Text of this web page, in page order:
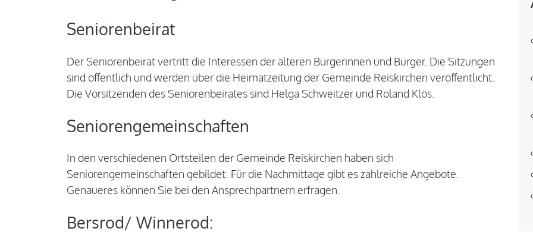
Seniorenbeirat
Der Seniorenbeirat vertritt die Interessen der älteren Bürgerinnen und Bürger. Die Sitzungen
sind öffentlich und werden über die Heimatzeitung der Gemeinde Reiskirchen veröffentlicht.
Die Vorsitzenden des Seniorenbeirates sind Helga Schweitzer und Roland Klös.
Seniorengemeinschaften
In den verschiedenen Ortsteilen der Gemeinde Reiskirchen haben sich
Seniorengemeinschaften gebildet. Für die Nachmittage gibt es zahlreiche Angebote.
Genaueres können Sie bei den Ansprechpartnern erfragen.
Bersrod/ Winnerod: